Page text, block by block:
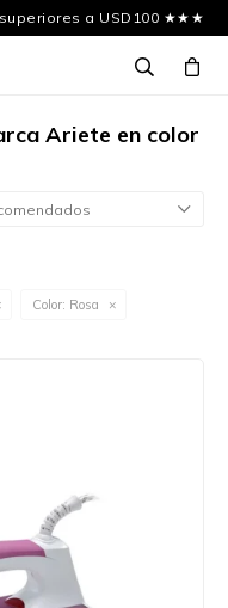
a USD100 ★★★
Ariete en color
Color: Rosa